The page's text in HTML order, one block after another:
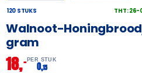
120 STUKS THT:
Walnoot-
gram
18,– PER STUK
0,15